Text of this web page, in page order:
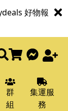
好物報
群
組
集運服
務